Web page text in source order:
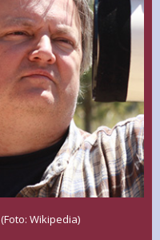
(Foto: Wikipedia)